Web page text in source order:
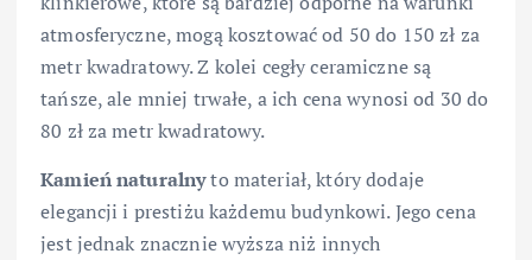
atmosferyczne, mogą kosztować od 50 do 150 zł za
metr kwadratowy. Z kolei cegły ceramiczne są
tańsze, ale mniej trwałe, a ich cena wynosi od 30 do
80 zł za metr kwadratowy.
Kamień naturalnyto materiał, który dodaje
elegancji i prestiżu każdemu budynkowi. Jego cena
jest jednak znacznie wyższa niż innych